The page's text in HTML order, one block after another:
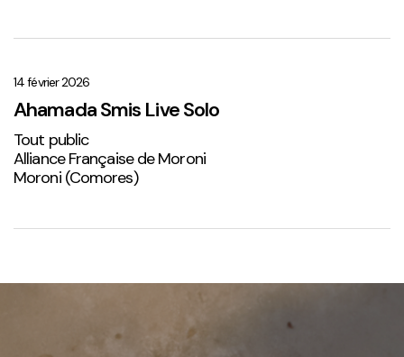
Live
Solo
2
14 février 2026
Ahamada Smis Live Solo
Tout public
Alliance Française de Moroni
Moroni (Comores)